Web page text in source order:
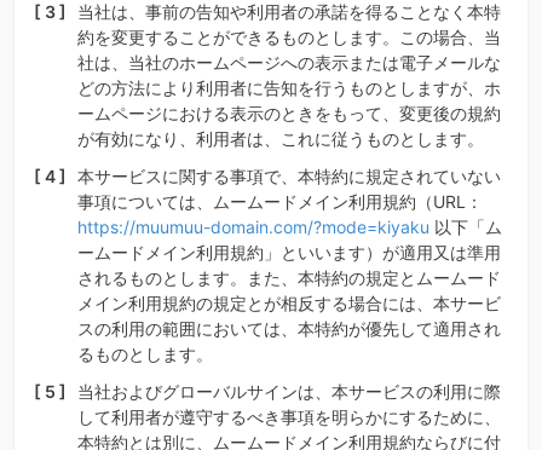
当社は、事前の告知や利用者の承諾を得ることなく本特
約を変更することができるものとします。この場合、当
社は、当社のホームページへの表示または電子メールな
どの方法により利用者に告知を行うものとしますが、ホ
ームページにおける表示のときをもって、変更後の規約
が有効になり、利用者は、これに従うものとします。
本サービスに関する事項で、本特約に規定されていない
事項については、ムームードメイン利用規約（URL：
https://muumuu-domain.com/?mode=kiyaku 以下「ム
ームードメイン利用規約」といいます）が適用又は準用
されるものとします。また、本特約の規定とムームード
メイン利用規約の規定とが相反する場合には、本サービ
スの利用の範囲においては、本特約が優先して適用され
るものとします。
当社およびグローバルサインは、本サービスの利用に際
して利用者が遵守するべき事項を明らかにするために、
本特約とは別に、ムームードメイン利用規約ならびに付